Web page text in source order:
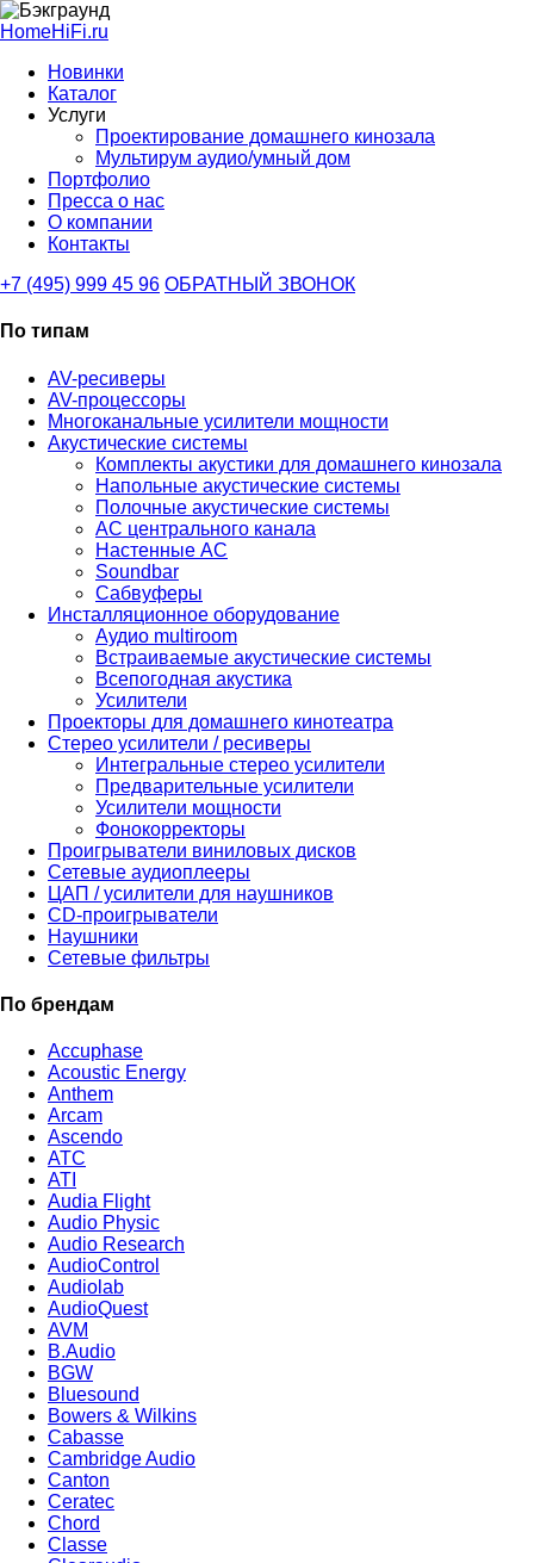
HomeHiFi.ru
Новинки
Каталог
Услуги
Проектирование домашнего кинозала
Мультирум аудио/умный дом
Портфолио
Пресса о нас
О компании
Контакты
+7 (495) 999 45 96 ОБРАТНЫЙ ЗВОНОК
По типам
AV-ресиверы
AV-процессоры
Многоканальные усилители мощности
Акустические системы
Комплекты акустики для домашнего кинозала
Напольные акустические системы
Полочные акустические системы
АС центрального канала
Настенные АС
Soundbar
Сабвуферы
Инсталляционное оборудование
Аудио multiroom
Встраиваемые акустические системы
Всепогодная акустика
Усилители
Проекторы для домашнего кинотеатра
Стерео усилители / ресиверы
Интегральные стерео усилители
Предварительные усилители
Усилители мощности
Фонокорректоры
Проигрыватели виниловых дисков
Сетевые аудиоплееры
ЦАП / усилители для наушников
CD-проигрыватели
Наушники
Сетевые фильтры
По брендам
Accuphase
Acoustic Energy
Anthem
Arcam
Ascendo
ATC
ATI
Audia Flight
Audio Physic
Audio Research
AudioControl
Audiolab
AudioQuest
AVM
B.Audio
BGW
Bluesound
Bowers & Wilkins
Cabasse
Cambridge Audio
Canton
Ceratec
Chord
Classe